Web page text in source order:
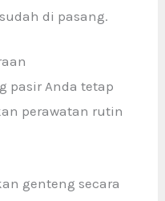
di pasang.
pasir Anda tetap
perawatan rutin
genteng secara